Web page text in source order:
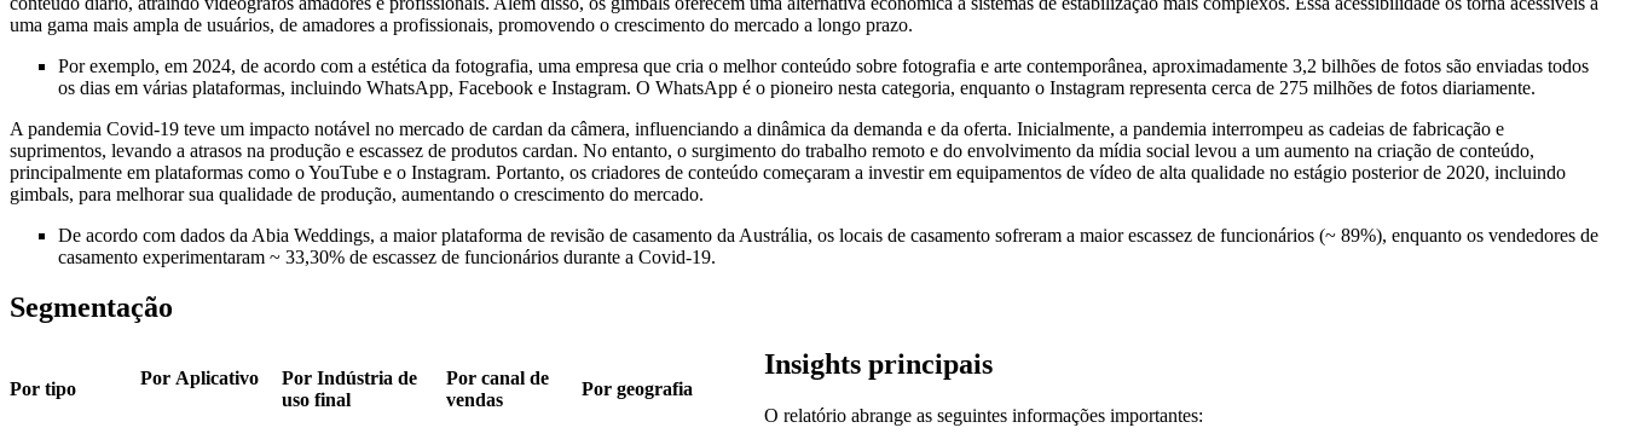
uma gama mais ampla de usuários, de amadores a profissionais, promovendo o crescimento do mercado a longo prazo.
Por exemplo, em 2024, de acordo com a estética da fotografia, uma empresa que cria o melhor conteúdo sobre fotografia e arte contemporânea, aproximadamente 3,2 bilhões de fotos são enviadas todos
os dias em várias plataformas, incluindo WhatsApp, Facebook e Instagram. O WhatsApp é o pioneiro nesta categoria, enquanto o Instagram representa cerca de 275 milhões de fotos diariamente.
A pandemia Covid-19 teve um impacto notável no mercado de cardan da câmera, influenciando a dinâmica da demanda e da oferta. Inicialmente, a pandemia interrompeu as cadeias de fabricação e
suprimentos, levando a atrasos na produção e escassez de produtos cardan. No entanto, o surgimento do trabalho remoto e do envolvimento da mídia social levou a um aumento na criação de conteúdo,
principalmente em plataformas como o YouTube e o Instagram. Portanto, os criadores de conteúdo começaram a investir em equipamentos de vídeo de alta qualidade no estágio posterior de 2020, incluindo
gimbals, para melhorar sua qualidade de produção, aumentando o crescimento do mercado.
De acordo com dados da Abia Weddings, a maior plataforma de revisão de casamento da Austrália, os locais de casamento sofreram a maior escassez de funcionários (~ 89%), enquanto os vendedores de
casamento experimentaram ~ 33,30% de escassez de funcionários durante a Covid-19.
Segmentação
Por tipo
Por Aplicativo Por Indústria de
uso final
Por canal de
vendas
Por geografia
Insights principais
O relatório abrange as seguintes informações importantes: